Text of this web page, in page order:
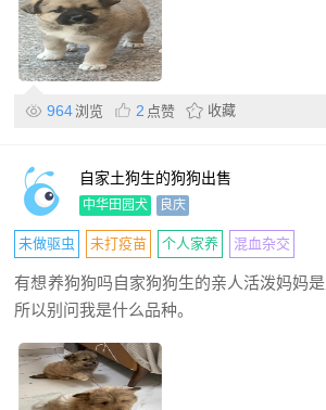
964浏览 2 点赞 收藏
自家土狗生的狗狗出售
中华田园犬 良庆
未做驱虫 未打疫苗 个人家养 混血杂交
有想养狗狗吗自家狗狗生的亲人活泼妈妈是
所以别问我是什么品种。